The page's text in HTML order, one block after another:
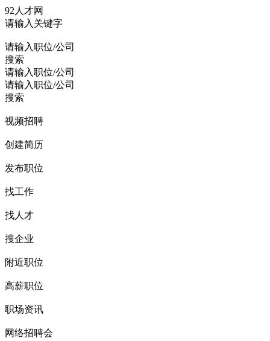
92人才网
请输入关键字
请输入职位/公司
搜索
请输入职位/公司
请输入职位/公司
搜索
视频招聘
创建简历
发布职位
找工作
找人才
搜企业
附近职位
高薪职位
职场资讯
网络招聘会